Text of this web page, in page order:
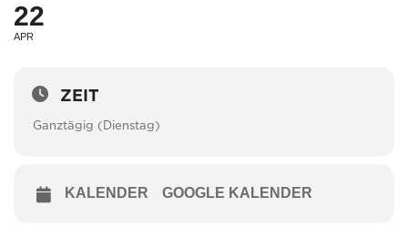
22
APR
ZEIT
Ganztägig (Dienstag)
KALENDER GOOGLE KALENDER